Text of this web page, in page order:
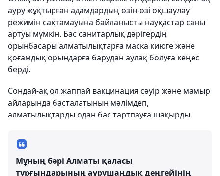
ауру жұқтырған адамдардың өзін-өзі оқшаулау
режимін сақтамауына байланысты науқастар саны
артуы мүмкін. Бас санитарлық дәрігердің
орынбасары алматылықтарға маска киюге және
қоғамдық орындарға барудан аулақ болуға кеңес
берді.
Сондай-ақ ол жаппай вакцинация сәуір және мамыр
айларында басталатынын мәлімдеп,
алматылықтарды одан бас тартпауға шақырды.
Мұның бәрі Алматы қаласы
тұрғындарының аурушаңдық деңгейінің